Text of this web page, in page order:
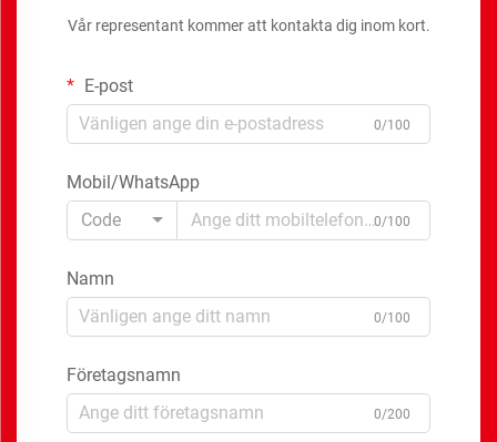
Vår representant kommer att kontakta dig inom kort.
E-post
0/100
Mobil/WhatsApp
Code
0/100
Namn
0/100
Företagsnamn
0/200